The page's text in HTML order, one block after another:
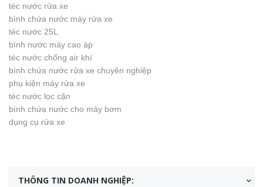
téc nước rửa xe
bình chứa nước máy rửa xe
téc nước 25L
bình nước máy cao áp
téc nước chống air khí
bình chứa nước rửa xe chuyên nghiệp
phụ kiện máy rửa xe
téc nước lọc cặn
bình chứa nước cho máy bơm
dụng cụ rửa xe
THÔNG TIN DOANH NGHIỆP: